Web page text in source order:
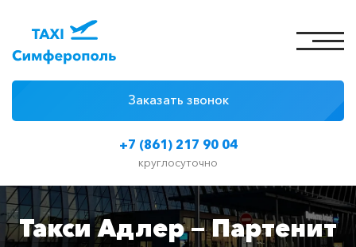
+7 (861) 217 90 04
круглосуточно
Заказать звонок
Цены на такси
Классы автомобилей
Отзывы
Такси Адлер — Партенит